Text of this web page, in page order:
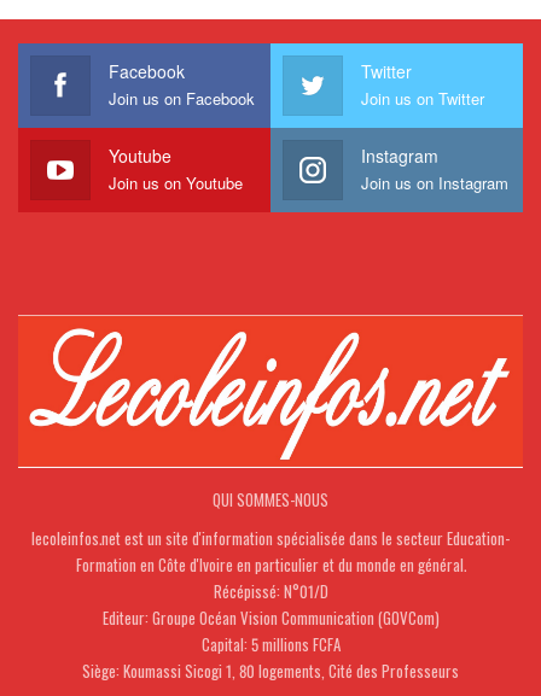
Facebook
Join us on Facebook
Twitter
Join us on Twitter
Youtube
Join us on Youtube
Instagram
Join us on Instagram
QUI SOMMES-NOUS
lecoleinfos.net est un site d'information spécialisée dans le secteur Education-
Formation en Côte d'Ivoire en particulier et du monde en général.
Récépissé: N°01/D
Editeur: Groupe Océan Vision Communication (GOVCom)
Capital: 5 millions FCFA
Siège: Koumassi Sicogi 1, 80 logements, Cité des Professeurs